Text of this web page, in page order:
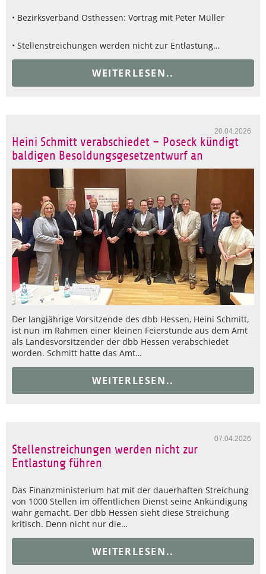
• Bezirksverband Osthessen: Vortrag mit Peter Müller
• Stellenstreichungen werden nicht zur Entlastung…
WEITERLESEN..
20.04.2026
Heini Schmitt verabschiedet – Poseck kündigt
baldigen Besoldungsgesetzentwurf an
Der langjährige Vorsitzende des dbb Hessen, Heini Schmitt,
ist nun im Rahmen einer kleinen Feierstunde aus dem Amt
als Landesvorsitzender der dbb Hessen verabschiedet
worden. Schmitt hatte das Amt…
WEITERLESEN..
07.04.2026
Stellenstreichungen werden nicht zur
Entlastung führen
Das Finanzministerium hat mit der dauerhaften Streichung
von 1000 Stellen im öffentlichen Dienst seine Ankündigung
wahr gemacht. Der dbb Hessen sieht diese Streichung
kritisch. Denn nicht nur die…
WEITERLESEN..